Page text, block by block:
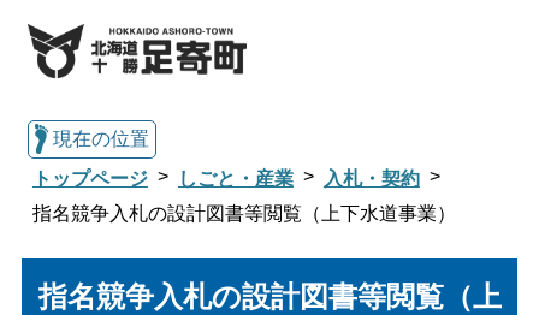
現在の位置
トップページ
しごと・産業
入札・契約
指名競争入札の設計図書等閲覧（上下水道事業）
指名競争入札の設計図書等閲覧（上